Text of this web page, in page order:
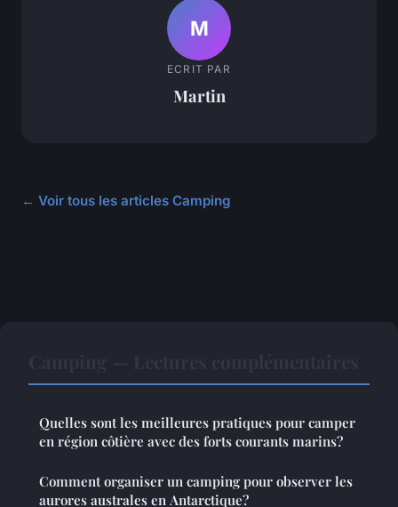
M
ECRIT PAR
Martin
← Voir tous les articles Camping
Quelles sont les meilleures pratiques pour camper
en région côtière avec des forts courants marins?
Comment organiser un camping pour observer les
aurores australes en Antarctique?